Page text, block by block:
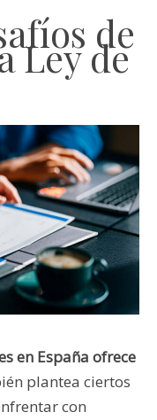
de
Ley de
en España ofrece
plantea ciertos
con